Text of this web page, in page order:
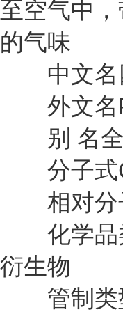
至空气中
的气味
中文名
外文名
别 名全
分子式
相对分
化学品
衍生物
管制类